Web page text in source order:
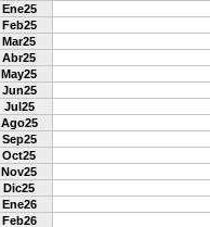
Ene25
Feb25
Mar25
Abr25
May25
Jun25
Jul25
Ago25
Sep25
Oct25
Nov25
Dic25
Ene26
Feb26